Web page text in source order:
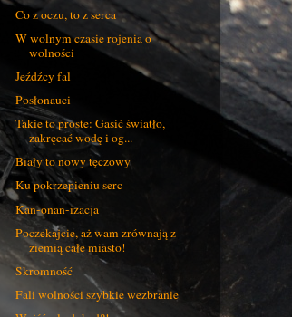
Co z oczu, to z serca
W wolnym czasie rojenia o
wolności
Jeźdźcy fal
Posłonauci
Takie to proste: Gasić światło,
zakręcać wodę i og...
Biały to nowy tęczowy
Ku pokrzepieniu serc
Kan-onan-izacja
Poczekajcie, aż wam zrównają z
ziemią całe miasto!
Skromność
Fali wolności szybkie wezbranie